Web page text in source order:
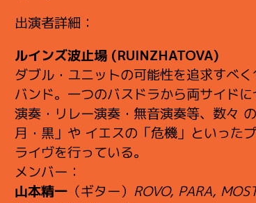
出演者詳細：
ルインズ波止場 (RUINZHATOVA)
ダブル・ユニットの可能性を追求すべ
バンド。一つのバスドラから両サイド
演奏・リレー演奏・無音演奏等、数々
月・黒」や イエスの「危機」といった
ライヴを行っている。
メンバー：
山本精一 （ギター） ROVO, PARA,